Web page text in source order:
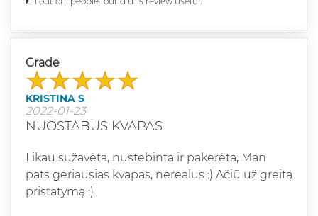
Grade
KRISTINA S
2022-01-23
NUOSTABUS KVAPAS
Likau sužavėta, nustebinta ir pakerėta, Man
pats geriausias kvapas, nerealus :) Ačiū už greitą
pristatymą :)